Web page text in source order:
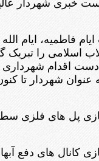
خبری شهردار
فاطمیه، ایام
اسلامی را تبریک
اقدام شهرداری
عنوان شهردار تا
پل های فلزی
کانال های دفع